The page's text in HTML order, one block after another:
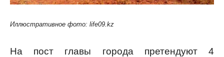
Иллюстративное фото: life09.kz
На пост главы города претендуют 4